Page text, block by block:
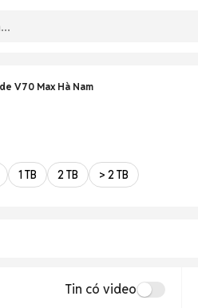
V70 Max Hà Nam
1 TB 2 TB > 2 TB
Tin có video